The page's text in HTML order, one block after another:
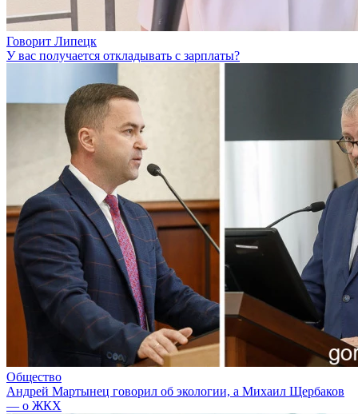
Говорит Липецк
У вас получается откладывать с зарплаты?
Общество
Андрей Мартынец говорил об экологии, а Михаил Щербаков
— о ЖКХ